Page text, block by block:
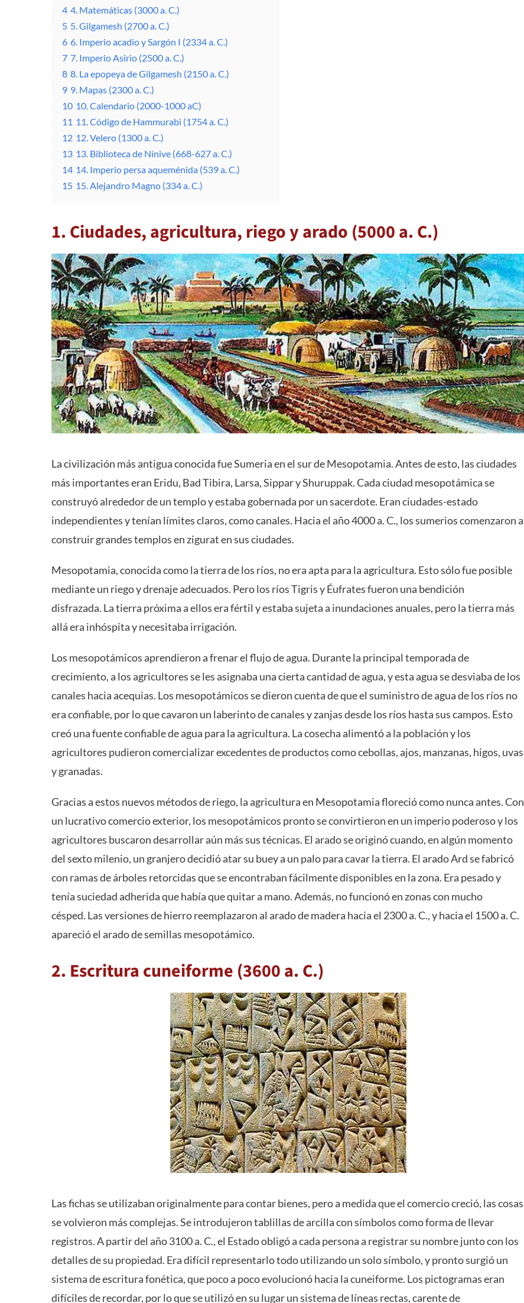
4 4. Matemáticas (3000 a. C.)
5 5. Gilgamesh (2700 a. C.)
6 6. Imperio acadio y Sargón I (2334 a. C.)
7 7. Imperio Asirio (2500 a. C.)
8 8. La epopeya de Gilgamesh (2150 a. C.)
9 9. Mapas (2300 a. C.)
10 10. Calendario (2000-1000 aC)
11 11. Código de Hammurabi (1754 a. C.)
12 12. Velero (1300 a. C.)
13 13. Biblioteca de Nínive (668-627 a. C.)
14 14. Imperio persa aqueménida (539 a. C.)
15 15. Alejandro Magno (334 a. C.)
1. Ciudades, agricultura, riego y arado (5000 a. C.)
La civilización más antigua conocida fue Sumeria en el sur de Mesopotamia. Antes de esto, las ciudades
más importantes eran Eridu, Bad Tibira, Larsa, Sippar y Shuruppak. Cada ciudad mesopotámica se
construyó alrededor de un templo y estaba gobernada por un sacerdote. Eran ciudades-estado
independientes y tenían límites claros, como canales. Hacia el año 4000 a. C., los sumerios comenzaron a
construir grandes templos en zigurat en sus ciudades.
Mesopotamia, conocida como la tierra de los ríos, no era apta para la agricultura. Esto sólo fue posible
mediante un riego y drenaje adecuados. Pero los ríos Tigris y Éufrates fueron una bendición
disfrazada. La tierra próxima a ellos era fértil y estaba sujeta a inundaciones anuales, pero la tierra más
allá era inhóspita y necesitaba irrigación.
Los mesopotámicos aprendieron a frenar el flujo de agua. Durante la principal temporada de
crecimiento, a los agricultores se les asignaba una cierta cantidad de agua, y esta agua se desviaba de los
canales hacia acequias. Los mesopotámicos se dieron cuenta de que el suministro de agua de los ríos no
era confiable, por lo que cavaron un laberinto de canales y zanjas desde los ríos hasta sus campos. Esto
creó una fuente confiable de agua para la agricultura. La cosecha alimentó a la población y los
agricultores pudieron comercializar excedentes de productos como cebollas, ajos, manzanas, higos, uvas
y granadas.
Gracias a estos nuevos métodos de riego, la agricultura en Mesopotamia floreció como nunca antes. Con
un lucrativo comercio exterior, los mesopotámicos pronto se convirtieron en un imperio poderoso y los
agricultores buscaron desarrollar aún más sus técnicas. El arado se originó cuando, en algún momento
del sexto milenio, un granjero decidió atar su buey a un palo para cavar la tierra. El arado Ard se fabricó
con ramas de árboles retorcidas que se encontraban fácilmente disponibles en la zona. Era pesado y
tenía suciedad adherida que había que quitar a mano. Además, no funcionó en zonas con mucho
césped. Las versiones de hierro reemplazaron al arado de madera hacia el 2300 a. C., y hacia el 1500 a. C.
apareció el arado de semillas mesopotámico.
2. Escritura cuneiforme (3600 a. C.)
Las fichas se utilizaban originalmente para contar bienes, pero a medida que el comercio creció, las cosas
se volvieron más complejas. Se introdujeron tablillas de arcilla con símbolos como forma de llevar
registros. A partir del año 3100 a. C., el Estado obligó a cada persona a registrar su nombre junto con los
detalles de su propiedad. Era difícil representarlo todo utilizando un solo símbolo, y pronto surgió un
sistema de escritura fonética, que poco a poco evolucionó hacia la cuneiforme. Los pictogramas eran
difíciles de recordar, por lo que se utilizó en su lugar un sistema de líneas rectas, carente de